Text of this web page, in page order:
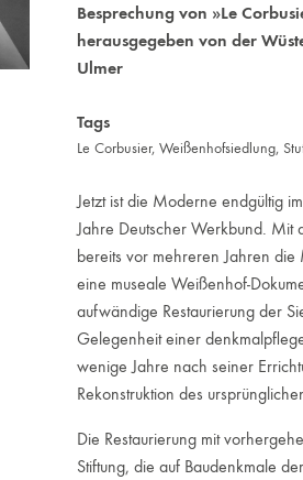
Besprechung von »Le
herausgegeben von der
Ulmer
Tags
Le Corbusier, Weißenhofsiedlung,
Jetzt ist die Moderne endgültig
Jahre Deutscher Werkbund. Mit
bereits vor mehreren Jahren die
eine museale Weißenhof-
aufwändige Restaurierung der
Gelegenheit einer
wenige Jahre nach seiner
Rekonstruktion des
Die Restaurierung mit
Stiftung, die auf Baudenkmale